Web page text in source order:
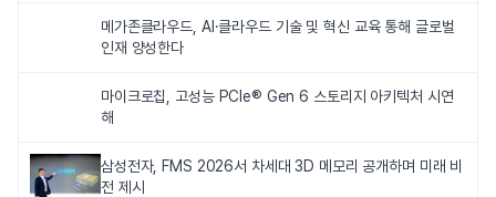
메가존클라우드, AI·클라우드 기술 및 혁신 교육 통해 글로벌
인재 양성한다
마이크로칩, 고성능 PCIe® Gen 6 스토리지 아키텍처 시연
해
삼성전자, FMS 2026서 차세대 3D 메모리 공개하며 미래 비
전 제시